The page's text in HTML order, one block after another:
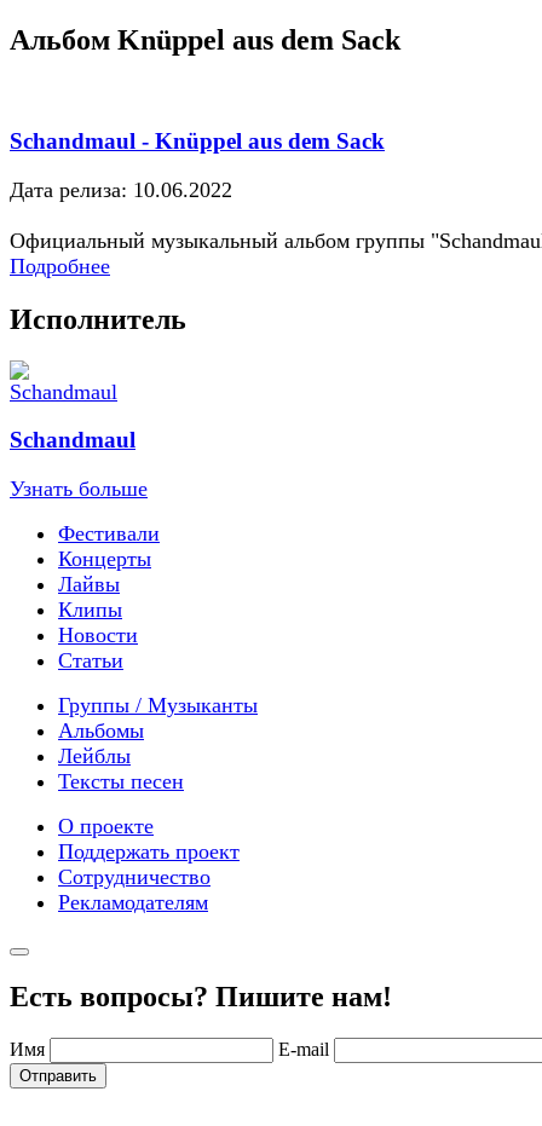
Альбом Knüppel aus dem Sack
Schandmaul - Knüppel aus dem Sack
Дата релиза: 10.06.2022
Официальный музыкальный альбом группы
Подробнее
Исполнитель
Schandmaul
Узнать больше
Фестивали
Концерты
Лайвы
Клипы
Новости
Статьи
Группы / Музыканты
Альбомы
Лейблы
Тексты песен
О проекте
Поддержать проект
Сотрудничество
Рекламодателям
Есть вопросы? Пишите нам!
Имя E-mail